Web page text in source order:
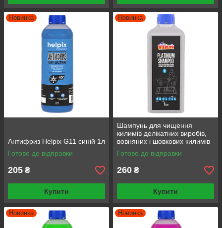
Новинка
Антифриз Helpix G11 синій 1л
Готово до відправки
205 ₴
Купити
Новинка
Шампунь для чищення
килимів делікатних виробів,
вовняних і шовкових килимів
ручної роботи "Platinium" 1л
Готово до відправки
260 ₴
Купити
Новинка Новинка